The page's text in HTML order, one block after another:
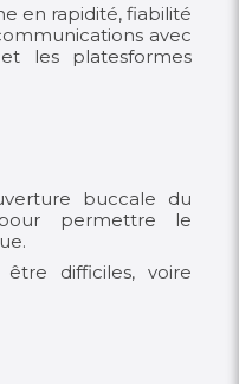
en rapidité, fiabilité
avec
les platesformes
buccale du
permettre le
difficiles, voire